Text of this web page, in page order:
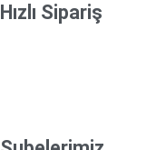
Hızlı Sipariş